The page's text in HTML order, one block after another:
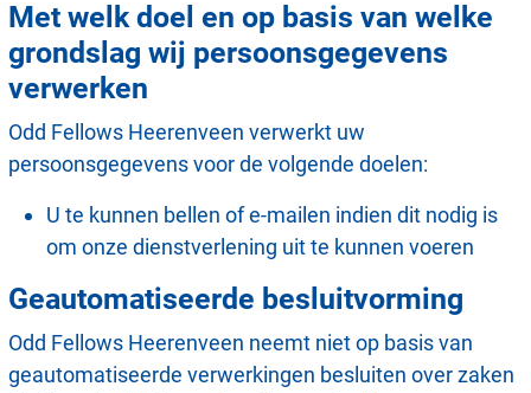
Met welk doel en op basis van welke
grondslag wij persoonsgegevens
verwerken
Odd Fellows Heerenveen verwerkt uw
persoonsgegevens voor de volgende doelen:
U te kunnen bellen of e-mailen indien dit nodig is
om onze dienstverlening uit te kunnen voeren
Geautomatiseerde besluitvorming
Odd Fellows Heerenveen neemt niet op basis van
geautomatiseerde verwerkingen besluiten over zaken